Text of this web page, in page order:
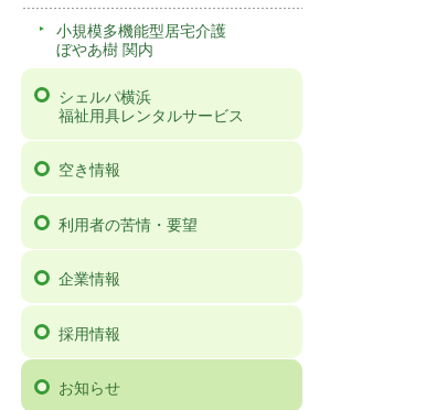
小規模多機能型居宅介護
ぼやあ樹 関内
シェルパ横浜
福祉用具レンタルサービス
空き情報
利用者の苦情・要望
企業情報
採用情報
お知らせ